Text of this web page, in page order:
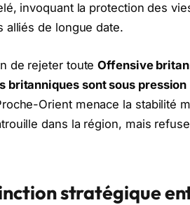
invoquant la protection des
alliés de longue date.
de rejeter touteOffensive
britanniques sont sous pression
Orient menace la stabilité
dans la région, mais
stratégique